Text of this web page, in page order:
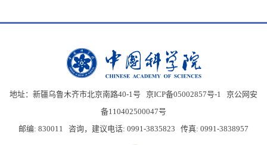
地址：新疆乌鲁木齐市北京南路40-1号 京ICP备05002857号-1 京公网安
备110402500047号
邮编: 830011 咨询，建议电话: 0991-3835823 传真: 0991-3838957